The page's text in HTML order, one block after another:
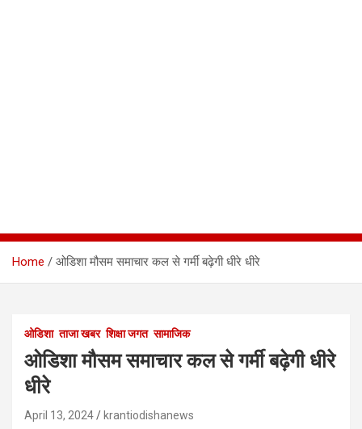
Home ओडिशा मौसम समाचार कल से गर्मी बढ़ेगी धीरे धीरे
ओडिशा ताजा खबर शिक्षा जगत सामाजिक
ओडिशा मौसम समाचार कल से गर्मी बढ़ेगी धीरे
धीरे
April 13, 2024 krantiodishanews